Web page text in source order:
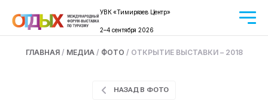
УВК «Тимирязев Центр»
2–4 сентября 2026
ГЛАВНАЯ/ МЕДИА/ ФОТО / ОТКРЫТИЕ ВЫСТАВКИ – 2018
НАЗАД В ФОТО